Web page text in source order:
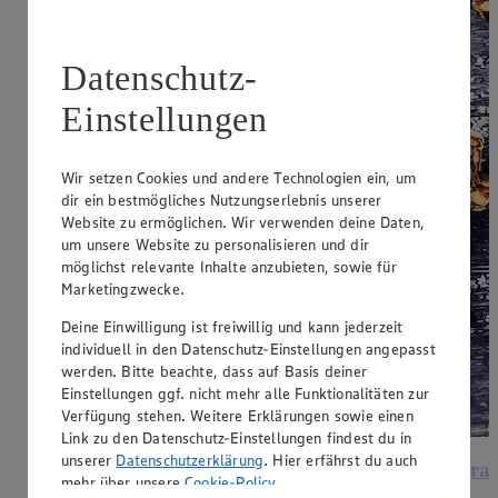
Krautsalat mit Speck
Datenschutz-
Einstellungen
Wir setzen Cookies und andere Technologien ein, um
dir ein bestmögliches Nutzungserlebnis unserer
Website zu ermöglichen. Wir verwenden deine Daten,
um unsere Website zu personalisieren und dir
möglichst relevante Inhalte anzubieten, sowie für
Marketingzwecke.
Deine Einwilligung ist freiwillig und kann jederzeit
individuell in den Datenschutz-Einstellungen angepasst
werden. Bitte beachte, dass auf Basis deiner
Einstellungen ggf. nicht mehr alle Funktionalitäten zur
Verfügung stehen. Weitere Erklärungen sowie einen
Link zu den Datenschutz-Einstellungen findest du in
unserer Datenschutzerklärung. Hier erfährst du auch
mehr über unsereCookie-Policy.